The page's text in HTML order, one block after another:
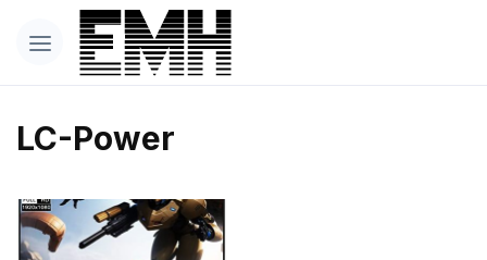
LC-Power